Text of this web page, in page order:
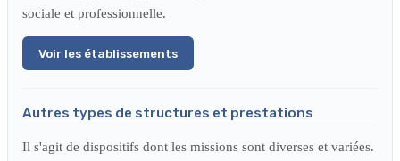
sociale et professionnelle.
Voir les établissements
Autres types de structures et prestations
Il s'agit de dispositifs dont les missions sont diverses et variées.